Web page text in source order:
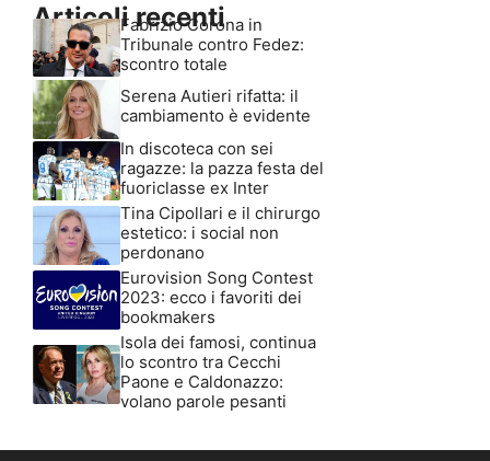
Articoli recenti
Fabrizio Corona in
Tribunale contro Fedez:
scontro totale
Serena Autieri rifatta: il
cambiamento è evidente
In discoteca con sei
ragazze: la pazza festa del
fuoriclasse ex Inter
Tina Cipollari e il chirurgo
estetico: i social non
perdonano
Eurovision Song Contest
2023: ecco i favoriti dei
bookmakers
Isola dei famosi, continua
lo scontro tra Cecchi
Paone e Caldonazzo:
volano parole pesanti